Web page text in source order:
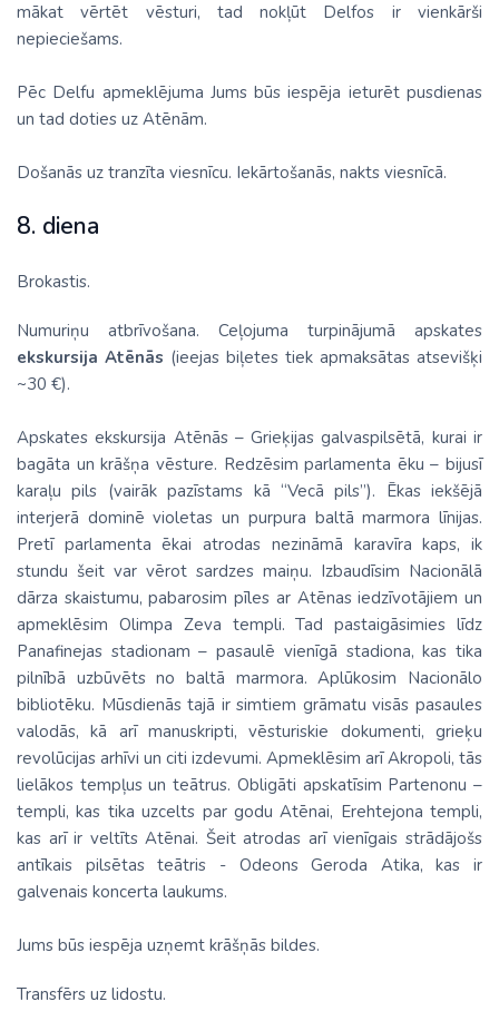
mākat vērtēt vēsturi, tad nokļūt Delfos ir vienkārši
nepieciešams.
Pēc Delfu apmeklējuma Jums būs iespēja ieturēt pusdienas
un tad doties uz Atēnām.
Došanās uz tranzīta viesnīcu. Iekārtošanās, nakts viesnīcā.
8. diena
Brokastis.
Numuriņu atbrīvošana. Ceļojuma turpinājumā apskates
ekskursija Atēnās (ieejas biļetes tiek apmaksātas atsevišķi
~30 €).
Apskates ekskursija Atēnās – Grieķijas galvaspilsētā, kurai ir
bagāta un krāšņa vēsture. Redzēsim parlamenta ēku – bijusī
karaļu pils (vairāk pazīstams kā “Vecā pils”). Ēkas iekšējā
interjerā dominē violetas un purpura baltā marmora līnijas.
Pretī parlamenta ēkai atrodas nezināmā karavīra kaps, ik
stundu šeit var vērot sardzes maiņu. Izbaudīsim Nacionālā
dārza skaistumu, pabarosim pīles ar Atēnas iedzīvotājiem un
apmeklēsim Olimpa Zeva templi. Tad pastaigāsimies līdz
Panafinejas stadionam – pasaulē vienīgā stadiona, kas tika
pilnībā uzbūvēts no baltā marmora. Aplūkosim Nacionālo
bibliotēku. Mūsdienās tajā ir simtiem grāmatu visās pasaules
valodās, kā arī manuskripti, vēsturiskie dokumenti, grieķu
revolūcijas arhīvi un citi izdevumi. Apmeklēsim arī Akropoli, tās
lielākos tempļus un teātrus. Obligāti apskatīsim Partenonu –
templi, kas tika uzcelts par godu Atēnai, Erehtejona templi,
kas arī ir veltīts Atēnai. Šeit atrodas arī vienīgais strādājošs
antīkais pilsētas teātris - Odeons Geroda Atika, kas ir
galvenais koncerta laukums.
Jums būs iespēja uzņemt krāšņās bildes.
Transfērs uz lidostu.